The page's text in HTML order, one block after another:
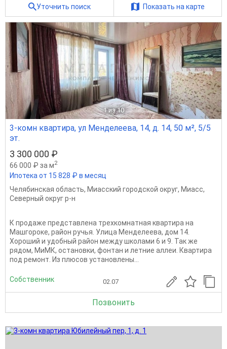
Уточнить поиск Показать на карте
1 из 10
3-комн квартира, ул Менделеева, 14, д. 14, 50 м², 5/5
эт.
3 300 000 ₽
66 000 ₽ за м2
Ипотека от 15 828 ₽ в месяц
Челябинская область, Миасский городской округ, Миасс,
Северный округ р-н
К продаже представлена трехкомнатная квартира на
Машгороке, район ручья. Улица Менделеева, дом 14.
Хороший и удобный район между школами 6 и 9. Так же
рядом, МиМК, остановки, фонтан и летние аллеи. Квартира
под ремонт. Из плюсов установлены...
Собственник 02.07
Позвонить